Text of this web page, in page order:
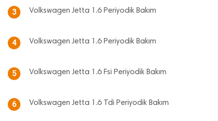
3 Volkswagen Jetta 1.6 Periyodik Bakım
4 Volkswagen Jetta 1.6 Periyodik Bakım
5 Volkswagen Jetta 1.6 Fsi Periyodik Bakım
6 Volkswagen Jetta 1.6 Tdi Periyodik Bakım